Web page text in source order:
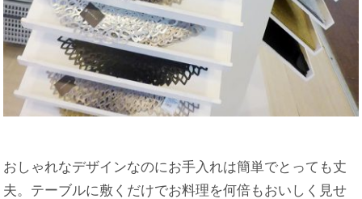
おしゃれなデザインなのにお手入れは簡単でとっても丈
夫。テーブルに敷くだけでお料理を何倍もおいしく見せ